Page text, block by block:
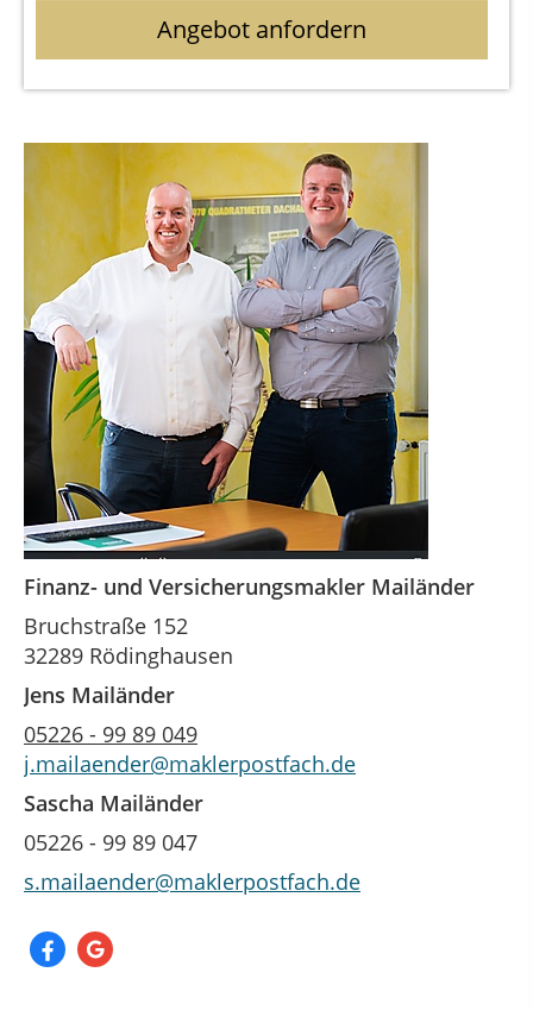
Angebot anfordern
Finanz- und Versicherungsmakler Mailänder
Bruchstraße 152
32289 Rödinghausen
Jens Mailänder
05226 - 99 89 049
j.mailaender@maklerpostfach.de
Sascha Mailänder
05226 - 99 89 047
s.mailaender@maklerpostfach.de